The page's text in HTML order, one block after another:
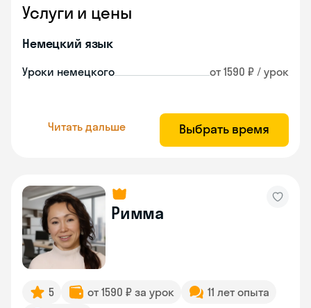
Услуги и цены
Немецкий язык
Уроки немецкого от 1590 ₽ / урок
Читать дальше Выбрать время
Римма
5 от 1590 ₽ за урок
11 лет опыта